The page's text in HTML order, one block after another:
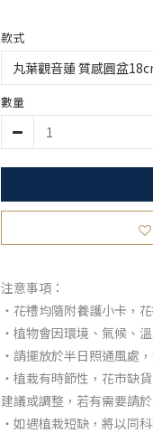
款式
數量
注意事項：
・花禮均隨附養護小卡，
・植物會因環境、氣候、
・請擺放於半日照通風處
・植栽有時節性，花市缺
建議或調整，若有需要請
・如遇植栽短缺，將以同